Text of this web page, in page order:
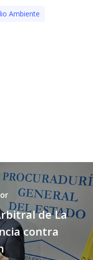
Ambiente
de La
contra